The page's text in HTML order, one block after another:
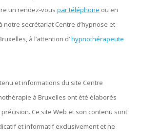
un rendez-vous par téléphone ou en
notre secrétariat Centre d’hypnose et
à l’attention d’hypnothérapeute
et informations du site Centre
à Bruxelles ont été élaborés
Ce site Web et son contenu sont
et informatif exclusivement et ne